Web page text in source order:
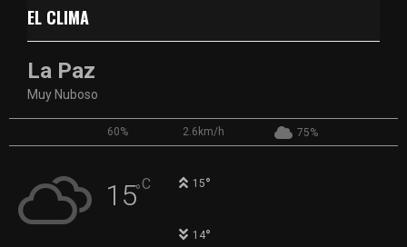
EL CLIMA
La Paz
Muy Nuboso
60% 2.6km/h 75%
15°C 15°
14°